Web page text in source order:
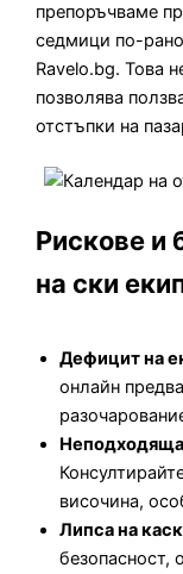
препоръчваме
седмици по-
Ravelo.bg. Това
позволява
отстъпки на
Рискове и
на ски
Дефицит на
онлайн
Неподходяща
височина,
Липса на
безопасност,